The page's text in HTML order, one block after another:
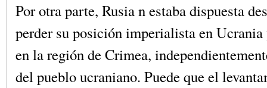
Por otra parte, Rusia n estaba dispuesta
perder su posición imperialista en
en la región de Crimea,
del pueblo ucraniano. Puede que el